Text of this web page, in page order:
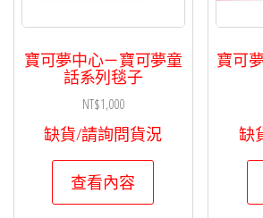
寶可夢中心－寶可夢童
話系列毯子
NT$1,000
缺貨/請詢問貨況
查看內容
寶可夢
缺